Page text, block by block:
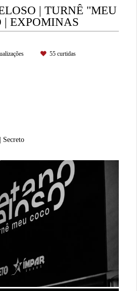
| TURNÊ "MEU
| EXPOMINAS
55curtidas
Secreto